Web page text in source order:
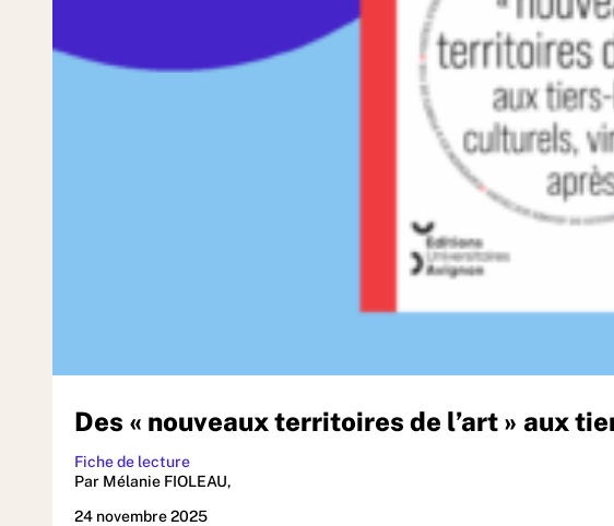
Des « nouveaux territoires de l’art » aux
Fiche de lecture
Par Mélanie FIOLEAU,
24 novembre 2025